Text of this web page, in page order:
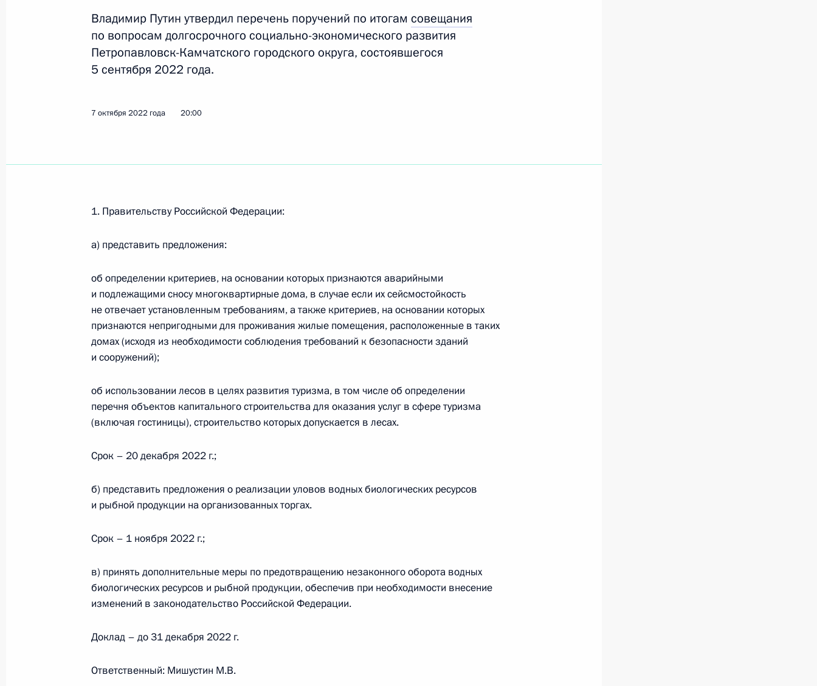
Камчатского края эксперимента по внедрению дополнительных
механизмов регулирования внутренних воздушных перевозок
икры непромышленного изготовления
21 апреля 2025 года, 16:25
Президенту доложено о ситуации со стихийными бедствиями
Перечень поручений по итогам совещания с членами
Правительства
1 ноября 2023 года, 18:30
Мария Львова-Белова посетила три региона Дальнего Востока
20 июля 2023 года, 18:00
с участниками молодежного экологического форума
«Экосистема. Заповедный край»
3 ноября 2022 года, 18:00
Перечень поручений по итогам совещания по вопросам
долгосрочного социально-экономического развития
7 октября 2022 года, 20:00
Владимир Путин утвердил перечень поручений по итогам совещания
по вопросам долгосрочного социально-экономического развития
Петропавловск-Камчатского городского округа, состоявшегося
5 сентября 2022 года.
7 октября 2022 года 20:00
1. Правительству Российской Федерации:
а) представить предложения:
об определении критериев, на основании которых признаются аварийными
и подлежащими сносу многоквартирные дома, в случае если их сейсмостойкость
не отвечает установленным требованиям, а также критериев, на основании которых
признаются непригодными для проживания жилые помещения, расположенные в таких
домах (исходя из необходимости соблюдения требований к безопасности зданий
и сооружений);
об использовании лесов в целях развития туризма, в том числе об определении
перечня объектов капитального строительства для оказания услуг в сфере туризма
(включая гостиницы), строительство которых допускается в лесах.
Срок – 20 декабря 2022 г.;
б) представить предложения о реализации уловов водных биологических ресурсов
и рыбной продукции на организованных торгах.
Срок – 1 ноября 2022 г.;
в) принять дополнительные меры по предотвращению незаконного оборота водных
биологических ресурсов и рыбной продукции, обеспечив при необходимости внесение
изменений в законодательство Российской Федерации.
Доклад – до 31 декабря 2022 г.
Ответственный: Мишустин М.В.